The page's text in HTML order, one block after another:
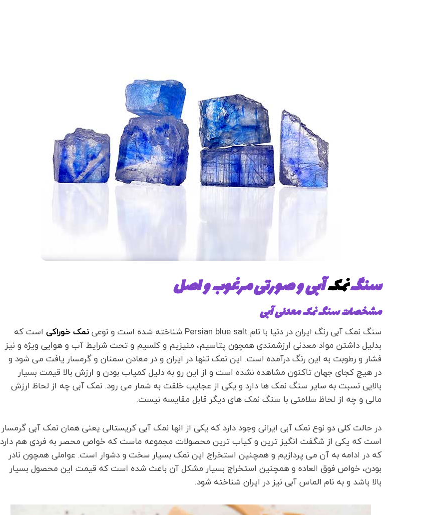
سنگنمکآبی و صورتی مرغوب و اصل
مشخصات سنگ نمک معدنی آبی
سنگ نمک آبی رنگ ایران در دنیا با نام Persian blue salt شناخته شده است و نوعی نمک خوراکی است که
بدلیل داشتن مواد معدنی ارزشمندی همچون پتاسیم، منیزیم و کلسیم و تحت شرایط آب و هوایی ویژه و نیز
فشار و رطوبت به این رنگ درآمده است. این نمک تنها در ایران و در معادن سمنان و گرمسار یافت می شود و
در هیچ کجای جهان تاکنون مشاهده نشده است و از این رو به دلیل کمیاب بودن و ارزش بالا قیمت بسیار
بالایی نسبت به سایر سنگ نمک ها دارد و یکی از عجایب خلقت به شمار می رود. نمک آبی چه از لحاظ ارزش
مالی و چه از لحاظ سلامتی با سنگ نمک های دیگر قابل مقایسه نیست.
در حالت کلی دو نوع نمک آبی ایرانی وجود دارد که یکی از انها نمک آبی کریستالی یعنی همان نمک آبی گرمسار
است که یکی از شگفت انگیز ترین و کیاب ترین محصولات مجموعه ماست که خواص محصر به فردی هم دارد
که در ادامه به آن می پردازیم و همچنین استخراج این نمک بسیار سخت و دشوار است. عواملی همچون نادر
بودن، خواص فوق العاده و همچنین استخراج بسیار مشکل آن باعث شده است که قیمت این محصول بسیار
بالا باشد و به نام الماس آبی نیز در ایران شناخته شود.